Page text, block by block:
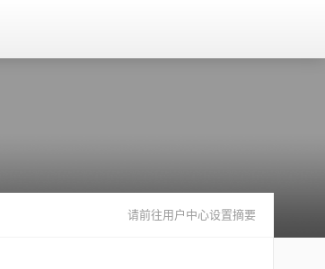
请前往用户中心设置摘要